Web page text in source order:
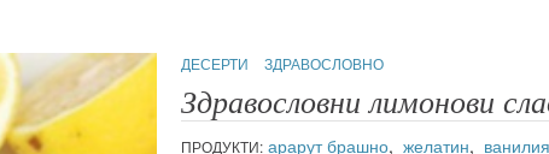
ДЕСЕРТИ ЗДРАВОСЛОВНО
Здравословни лимонови
ПРОДУКТИ: арарут брашно,желатин, ванилия